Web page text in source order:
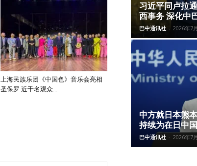
上海民族乐团《中国色》音乐会亮相
圣保罗 近千名观众...
习近平同卢拉
西事务 深化中
巴中通讯社 - 2026年7
中方就日本熊
持续为在日中
巴中通讯社 - 2026年7